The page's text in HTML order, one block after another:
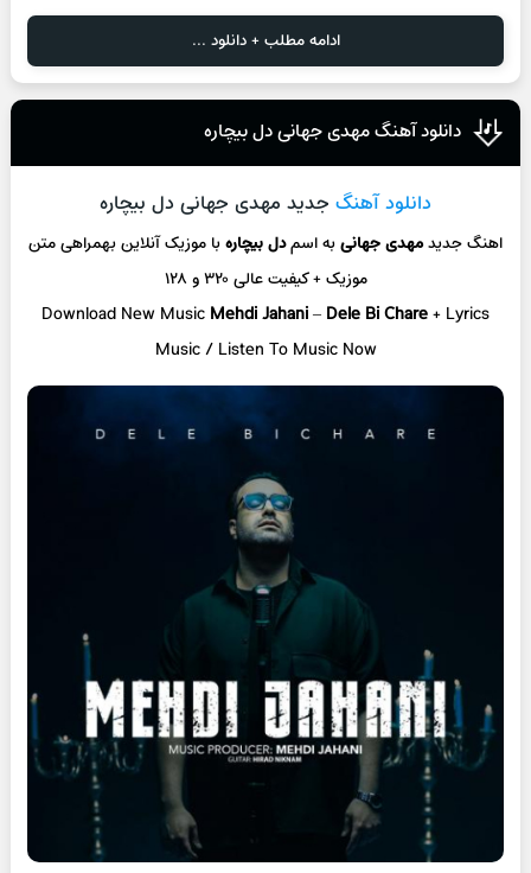
ادامه مطلب + دانلود ...
دانلود آهنگ مهدی جهانی دل بیچاره
دانلود آهنگ جدید مهدی جهانی دل بیچاره
اهنگ جدیدمهدی جهانیبه اسمدل بیچارهبا موزیک آنلاین بهمراهی متن
موزیک + کیفیت عالی ۳۲۰ و ۱۲۸
Download New Music Mehdi Jahani– Dele Bi Chare+ Lyrics
Music / Listen To Music Now